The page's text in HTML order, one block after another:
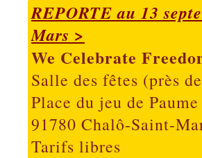
REPORTE au 13
Mars >
We Celebrate
Salle des fêtes (près
Place du jeu de Paume
91780 Chalô-Saint-
Tarifs libres